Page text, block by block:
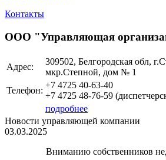
Контакты
ООО "Управляющая
Адрес:
309502, Белгородская обл,
мкр.Степной, дом № 1
Телефон:
+7 4725 40-63-40
+7 4725 48-76-59
подробнее
Новости управляющей компании
03.03.2025
Вниманию собственников